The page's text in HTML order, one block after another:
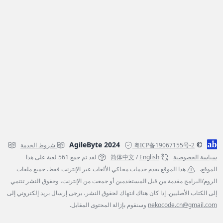
© AgileByte 2024
粤ICP备19067155号-2
شروط الخدمة
سياسة الخصوصية
简体中文 / English
لقد تم جمع 561 لعبة على هذا
الموقع.
هذا الموقع يقدم خدمات محاكي الألعاب عبر الإنترنت فقط. جميع ملفات
الروم/البرامج مقدمة من قبل المستخدمين أو جمعت من الإنترنت، وحقوق النشر تنتمي
إلى الكتاب الأصليين. إذا كان هناك انتهاك لحقوق النشر، يرجى إرسال بريد إلكتروني إلى
nekocode.cn@gmail.com وسنقوم بإزالة المحتوى المقابل.